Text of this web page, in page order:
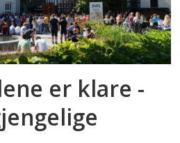
er klare -